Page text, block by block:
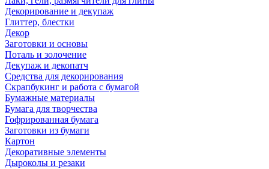
Декорирование и декупаж
Глиттер, блестки
Декор
Заготовки и основы
Поталь и золочение
Декупаж и декопатч
Средства для декорирования
Скрапбукинг и работа с бумагой
Бумажные материалы
Бумага для творчества
Гофрированная бумага
Заготовки из бумаги
Картон
Декоративные элементы
Дыроколы и резаки